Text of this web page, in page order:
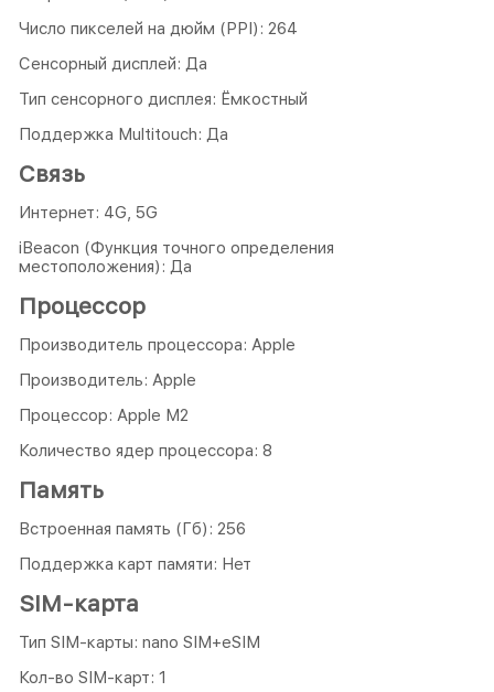
Число пикселей на дюйм (PPI): 264
Сенсорный дисплей: Да
Тип сенсорного дисплея: Ёмкостный
Поддержка Multitouch: Да
Связь
Интернет: 4G, 5G
iBeacon (Функция точного определения
местоположения): Да
Процессор
Производитель процессора: Apple
Производитель: Apple
Процессор: Apple M2
Количество ядер процессора: 8
Память
Встроенная память (Гб): 256
Поддержка карт памяти: Нет
SIM-карта
Тип SIM-карты: nano SIM+eSIM
Кол-во SIM-карт: 1